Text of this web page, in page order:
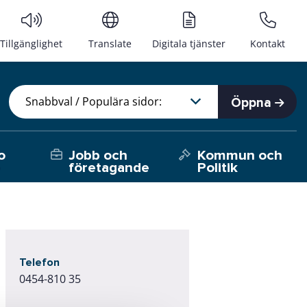
Tillgänglighet Translate Digitala tjänster Kontakt
Öppna
Jobb och
företagande
Kommun och
Politik
Telefon
0454-810 35